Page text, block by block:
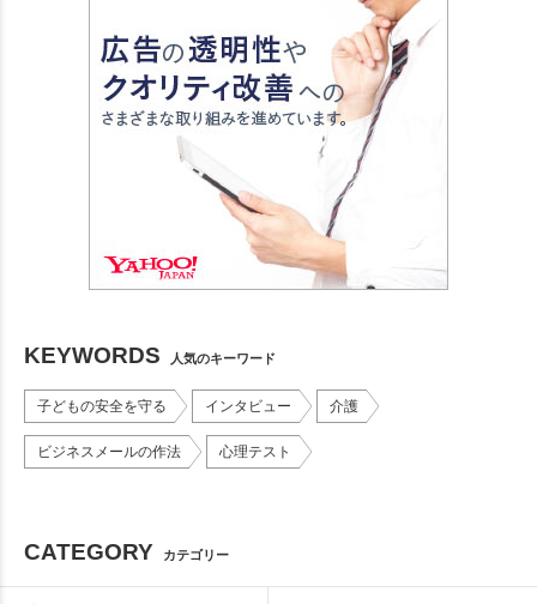
KEYWORDS 人気のキーワード
子どもの安全を守る インタビュー 介護
ビジネスメールの作法 心理テスト
CATEGORY カテゴリー